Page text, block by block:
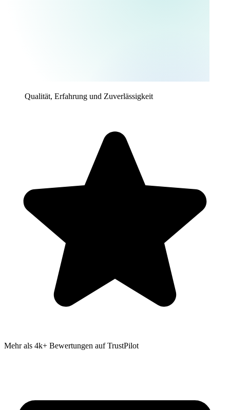
Qualität, Erfahrung und Zuverlässigkeit
Mehr als 4k+ Bewertungen auf TrustPilot